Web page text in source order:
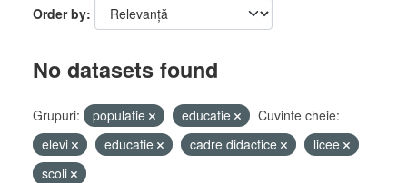
Order by
No datasets found
Grupuri: populatie educatie
Cuvinte cheie:
elevi
educatie cadre didactice
licee
scoli